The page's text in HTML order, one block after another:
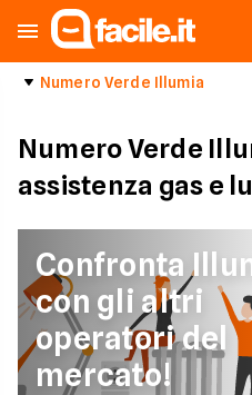
Numero Verde Illumia
Numero Verde
assistenza gas e
Confronta
con gli altri
operatori del
mercato!